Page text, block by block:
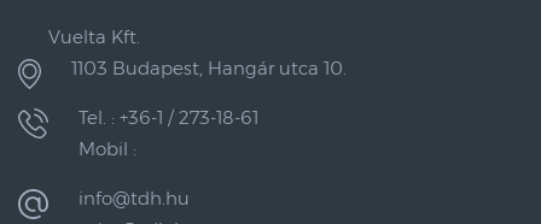
Vuelta Kft.
1103 Budapest, Hangár utca 10.
Tel. : +36-1 / 273-18-61
Mobil :
info@tdh.hu